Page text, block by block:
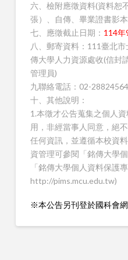
六、檢附應徵資料(資料恕
張）、自傳、畢業證書影
七、應徵截止日期： 114年
八、郵寄資料：111臺北
傳大學人力資源處收(信封
管理員)
九聯絡電話：02-
十、其他說明：
1.本徵才公告蒐集之個人
用，非經當事人同意，絕
任何資訊，並遵循本校資
資管理可參閱「銘傳大學
「銘傳大學個人資料保護專
http://pims.mcu.edu.tw)
※本公告另刊登於國科會